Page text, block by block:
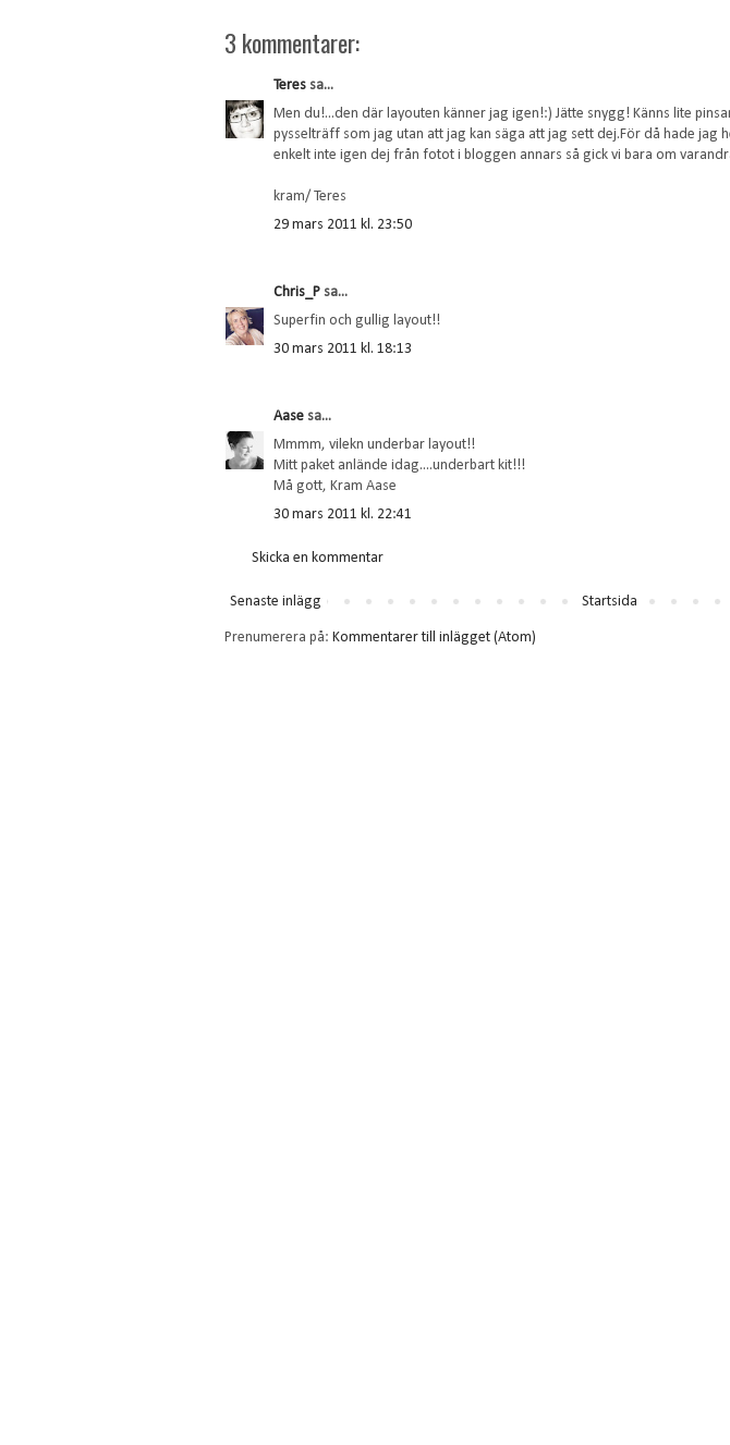
3 kommentarer:
Teres sa...
Men du!...den där layouten känner jag igen!:) Jätte snygg! Känns lite
pysselträff som jag utan att jag kan säga att jag sett dej.För då hade jag
enkelt inte igen dej från fotot i bloggen annars så gick vi bara om
kram/ Teres
29 mars 2011 kl. 23:50
Chris_P sa...
Superfin och gullig layout!!
30 mars 2011 kl. 18:13
Aase sa...
Mmmm, vilekn underbar layout!!
Mitt paket anlände idag....underbart kit!!!
Må gott, Kram Aase
30 mars 2011 kl. 22:41
Skicka en kommentar
Senaste inlägg Startsida
Prenumerera på: Kommentarer till inlägget (Atom)